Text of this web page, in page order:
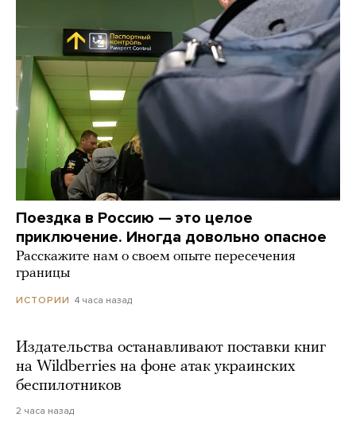
Поездка в Россию — это целое
приключение. Иногда довольно опасное
Расскажите нам о своем опыте пересечения
границы
ИСТОРИИ 4 часа назад
Издательства останавливают поставки книг
на Wildberries на фоне атак украинских
беспилотников
2 часа назад